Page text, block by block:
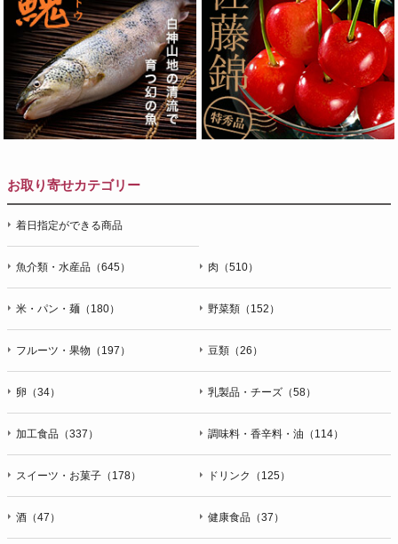
お取り寄せカテゴリー
着日指定ができる商品
魚介類・水産品（645） 肉（510）
米・パン・麺（180） 野菜類（152）
フルーツ・果物（197） 豆類（26）
卵（34） 乳製品・チーズ（58）
加工食品（337） 調味料・香辛料・油（114）
スイーツ・お菓子（178） ドリンク（125）
酒（47） 健康食品（37）